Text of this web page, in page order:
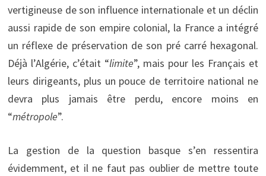
vertigineuse de son influence internationale et un déclin
aussi rapide de son empire colonial, la France a intégré
un réflexe de préservation de son pré carré hexagonal.
Déjà l’Algérie, c’était “limite”, mais pour les Français et
leurs dirigeants, plus un pouce de territoire national ne
devra plus jamais être perdu, encore moins en
“métropole”.
La gestion de la question basque s’en ressentira
évidemment, et il ne faut pas oublier de mettre toute